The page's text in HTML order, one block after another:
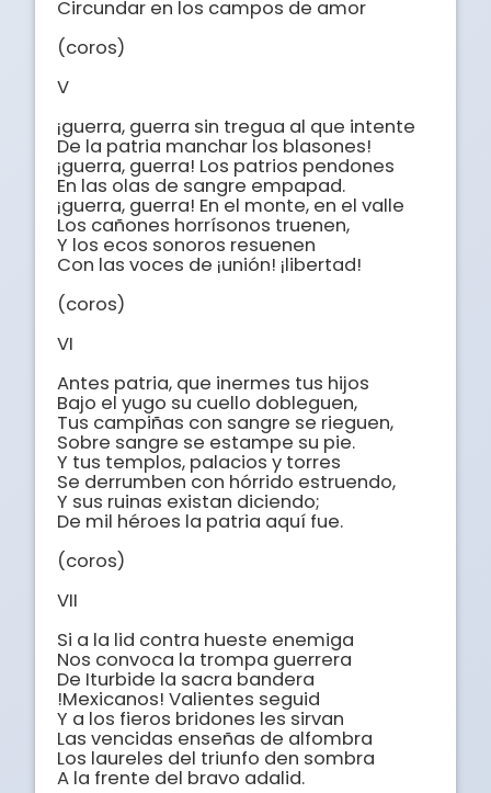
Circundar en los campos de amor
(coros)
V
¡guerra, guerra sin tregua al que intente
De la patria manchar los blasones!
¡guerra, guerra! Los patrios pendones
En las olas de sangre empapad.
¡guerra, guerra! En el monte, en el valle
Los cañones horrísonos truenen,
Y los ecos sonoros resuenen
Con las voces de ¡unión! ¡libertad!
(coros)
VI
Antes patria, que inermes tus hijos
Bajo el yugo su cuello dobleguen,
Tus campiñas con sangre se rieguen,
Sobre sangre se estampe su pie.
Y tus templos, palacios y torres
Se derrumben con hórrido estruendo,
Y sus ruinas existan diciendo;
De mil héroes la patria aquí fue.
(coros)
VII
Si a la lid contra hueste enemiga
Nos convoca la trompa guerrera
De Iturbide la sacra bandera
!Mexicanos! Valientes seguid
Y a los fieros bridones les sirvan
Las vencidas enseñas de alfombra
Los laureles del triunfo den sombra
A la frente del bravo adalid.